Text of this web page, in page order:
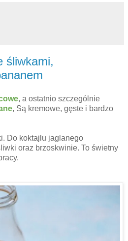
śliwkami,
, a ostatnio szczególnie
, Są kremowe, gęste i bardzo
Do koktajlu jaglanego
oraz brzoskwinie. To świetny